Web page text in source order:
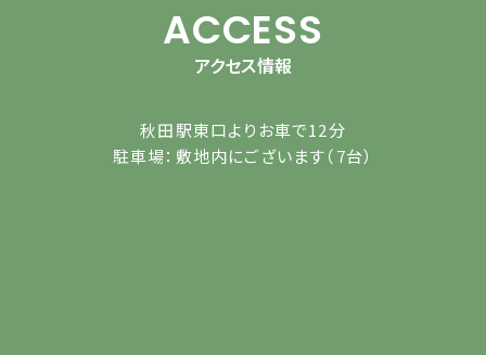
ACCESS
アクセス情報
秋田駅東口よりお車で12分
駐車場：敷地内にございます（7台）